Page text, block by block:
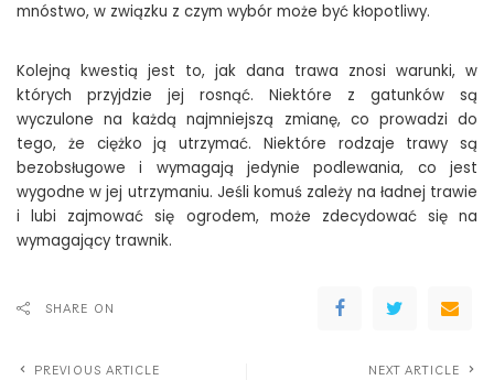
mnóstwo, w związku z czym wybór może być kłopotliwy.
Kolejną kwestią jest to, jak dana trawa znosi warunki, w
których przyjdzie jej rosnąć. Niektóre z gatunków są
wyczulone na każdą najmniejszą zmianę, co prowadzi do
tego, że ciężko ją utrzymać. Niektóre rodzaje trawy są
bezobsługowe i wymagają jedynie podlewania, co jest
wygodne w jej utrzymaniu. Jeśli komuś zależy na ładnej trawie
i lubi zajmować się ogrodem, może zdecydować się na
wymagający trawnik.
SHARE ON
PREVIOUS ARTICLE NEXT ARTICLE